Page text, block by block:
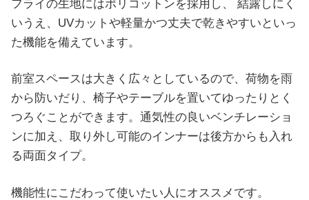
フライの生地にはポリコットンを採用し、 結露しにく
いうえ、UVカットや軽量かつ丈夫で乾きやすいといっ
た機能を備えています。
前室スペースは大きく広々としているので、荷物を雨
から防いだり、椅子やテーブルを置いてゆったりとく
つろぐことができます。通気性の良いベンチレーショ
ンに加え、取り外し可能のインナーは後方からも入れ
る両面タイプ。
機能性にこだわって使いたい人にオススメです。